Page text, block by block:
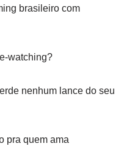
brasileiro com
watching?
nenhum lance do seu
pra quem ama